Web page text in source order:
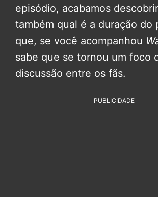
episódio, acabamos
também qual é a duração do
que, se você acompanhou
sabe que se tornou um foco
discussão entre os fãs.
PUBLICIDADE